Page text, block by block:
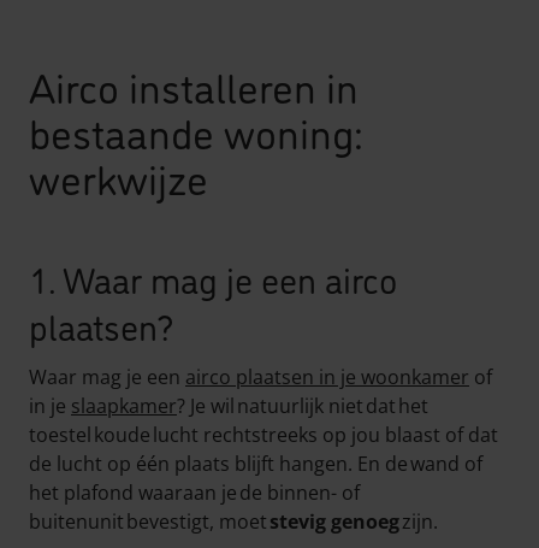
Airco installeren in
bestaande woning:
werkwijze
1. Waar mag je een airco
plaatsen?
Waar mag je een airco plaatsen in je woonkamer of
in je slaapkamer? Je wil natuurlijk niet dat het
toestel koude lucht rechtstreeks op jou blaast of dat
de lucht op één plaats blijft hangen. En de wand of
het plafond waaraan je de binnen- of
buitenunit bevestigt, moetstevig genoegzijn.